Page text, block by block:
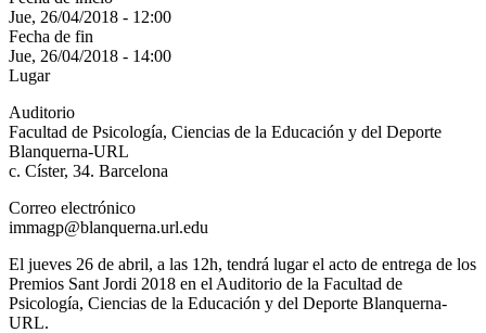
Jue, 26/04/2018 - 12:00
Fecha de fin
Jue, 26/04/2018 - 14:00
Lugar
Auditorio
Facultad de Psicología, Ciencias de la Educación y del Deporte
Blanquerna-URL
c. Císter, 34. Barcelona
Correo electrónico
immagp@blanquerna.url.edu
El jueves 26 de abril, a las 12h, tendrá lugar el acto de entrega de los
Premios Sant Jordi 2018 en el Auditorio de la Facultad de
Psicología, Ciencias de la Educación y del Deporte Blanquerna-
URL.